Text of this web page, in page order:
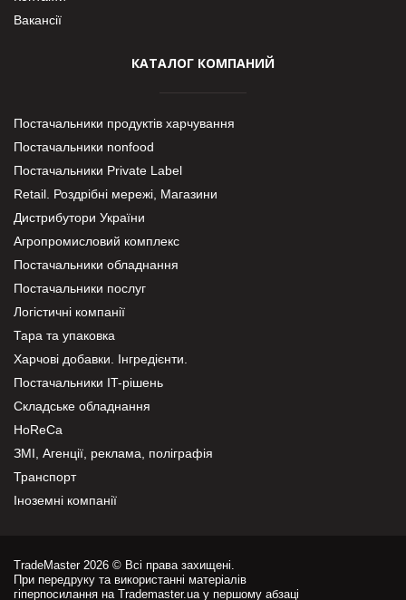
Вакансії
КАТАЛОГ КОМПАНИЙ
Постачальники продуктів харчування
Постачальники nonfood
Постачальники Private Label
Retail. Роздрібні мережі, Магазини
Дистрибутори України
Агропромисловий комплекс
Постачальники обладнання
Постачальники послуг
Логістичні компанії
Тара та упаковка
Харчові добавки. Інгредієнти.
Постачальники IT-рішень
Складське обладнання
HoReCa
ЗМІ, Агенції, реклама, поліграфія
Транспорт
Іноземні компанії
TradeMaster 2026 © Всі права захищені.
При передруку та використанні матеріалів
гіперпосилання на Trademaster.ua у першому абзаці